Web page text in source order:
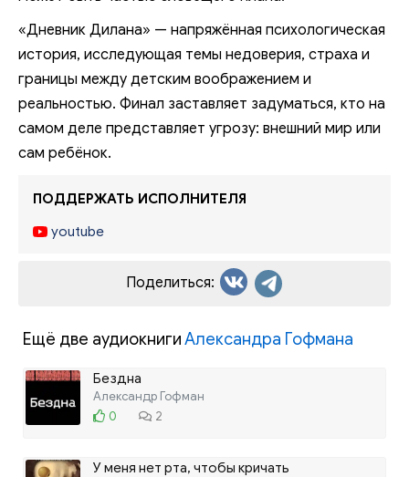
«Дневник Дилана» — напряжённая психологическая
история, исследующая темы недоверия, страха и
границы между детским воображением и
реальностью. Финал заставляет задуматься, кто на
самом деле представляет угрозу: внешний мир или
сам ребёнок.
ПОДДЕРЖАТЬ ИСПОЛНИТЕЛЯ
youtube
Поделиться:
Ещё две аудиокнигиАлександра Гофмана
Бездна
Александр Гофман
0
2
У меня нет рта, чтобы кричать